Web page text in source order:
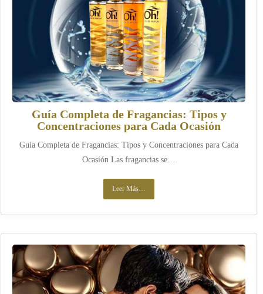
Guía Completa de Fragancias: Tipos y
Concentraciones para Cada Ocasión
Guía Completa de Fragancias: Tipos y Concentraciones para Cada
Ocasión Las fragancias se…
Leer Más…